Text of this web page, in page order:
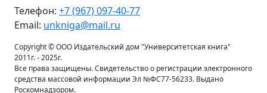
Телефон: +7 (967) 097-40-77
Email: unkniga@mail.ru
Copyright © ООО Издательский дом "Университетская книга"
2011г. - 2025г.
Все права защищены. Свидетельство о регистрации электронного
средства массовой информации Эл №ФС77-56233. Выдано
Роскомнадзором.